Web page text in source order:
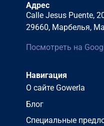
Адрес
Calle Jesus Puente,
29660, Марбелья,
Посмотреть на
Навигация
О сайте Gowerla
Блог
Специальные